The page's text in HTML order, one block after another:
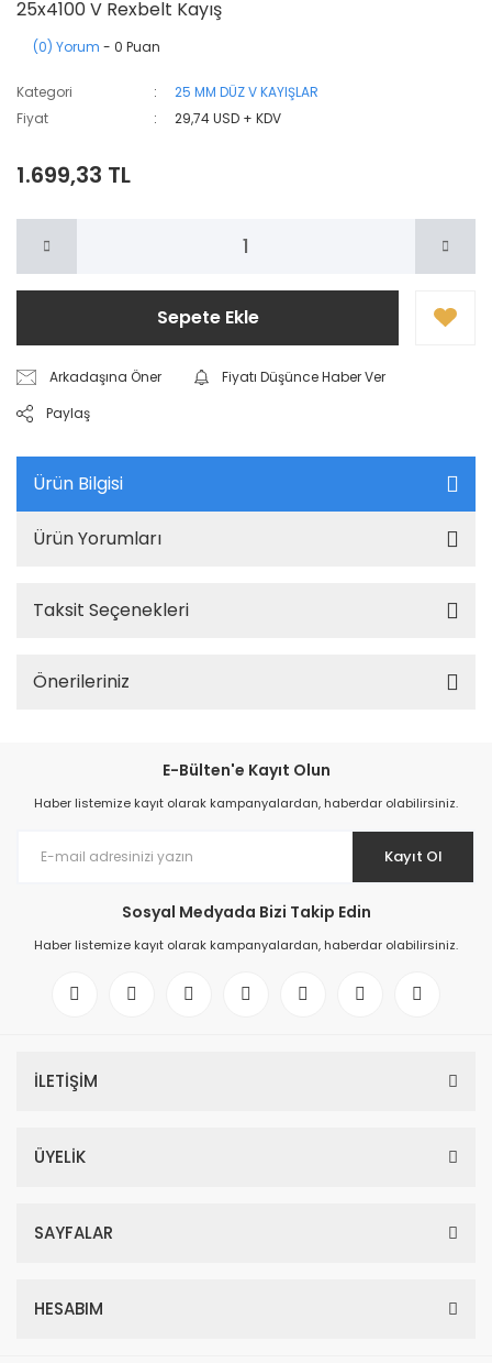
25x4100 V Rexbelt Kayış
(0) Yorum - 0 Puan
Kategori
25 MM DÜZ V KAYIŞLAR
Fiyat
29,74 USD + KDV
1.699,33 TL
Sepete Ekle
Arkadaşına Öner
Fiyatı Düşünce Haber Ver
Paylaş
Ürün Bilgisi
Ürün Yorumları
Taksit Seçenekleri
Önerileriniz
E-Bülten'e Kayıt Olun
Haber listemize kayıt olarak kampanyalardan, haberdar olabilirsiniz.
Kayıt Ol
Sosyal Medyada Bizi Takip Edin
Haber listemize kayıt olarak kampanyalardan, haberdar olabilirsiniz.
İLETİŞİM
ÜYELİK
SAYFALAR
HESABIM